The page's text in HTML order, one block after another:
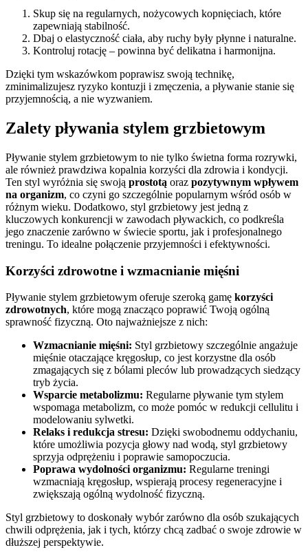
Skup się na regularnych, nożycowych kopnięciach, które
zapewniają stabilność.
Dbaj o elastyczność ciała, aby ruchy były płynne i naturalne.
Kontroluj rotację – powinna być delikatna i harmonijna.
Dzięki tym wskazówkom poprawisz swoją technikę,
zminimalizujesz ryzyko kontuzji i zmęczenia, a pływanie stanie się
przyjemnością, a nie wyzwaniem.
Zalety pływania stylem grzbietowym
Pływanie stylem grzbietowym to nie tylko świetna forma rozrywki,
ale również prawdziwa kopalnia korzyści dla zdrowia i kondycji.
Ten styl wyróżnia się swoją prostotą oraz pozytywnym wpływem
na organizm, co czyni go szczególnie popularnym wśród osób w
różnym wieku. Dodatkowo, styl grzbietowy jest jedną z
kluczowych konkurencji w zawodach pływackich, co podkreśla
jego znaczenie zarówno w świecie sportu, jak i profesjonalnego
treningu. To idealne połączenie przyjemności i efektywności.
Korzyści zdrowotne i wzmacnianie mięśni
Pływanie stylem grzbietowym oferuje szeroką gamę korzyści
zdrowotnych, które mogą znacząco poprawić Twoją ogólną
sprawność fizyczną. Oto najważniejsze z nich:
Wzmacnianie mięśni: Styl grzbietowy szczególnie angażuje
mięśnie otaczające kręgosłup, co jest korzystne dla osób
zmagających się z bólami pleców lub prowadzących siedzący
tryb życia.
Wsparcie metabolizmu: Regularne pływanie tym stylem
wspomaga metabolizm, co może pomóc w redukcji cellulitu i
modelowaniu sylwetki.
Relaks i redukcja stresu: Dzięki swobodnemu oddychaniu,
które umożliwia pozycja głowy nad wodą, styl grzbietowy
sprzyja odprężeniu i poprawie samopoczucia.
Poprawa wydolności organizmu: Regularne treningi
wzmacniają kręgosłup, wspierają procesy regeneracyjne i
zwiększają ogólną wydolność fizyczną.
Styl grzbietowy to doskonały wybór zarówno dla osób szukających
chwili odprężenia, jak i tych, którzy chcą zadbać o swoje zdrowie w
dłuższej perspektywie.